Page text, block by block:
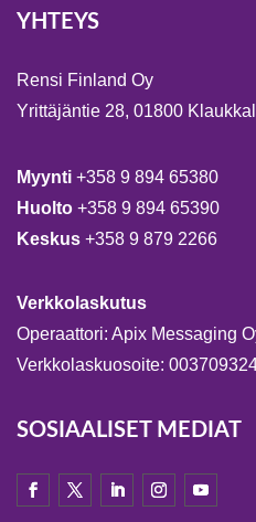
YHTEYS
Rensi Finland Oy
Yrittäjäntie 28, 01800
Myynti +358 9 894 65380
Huolto +358 9 894 65390
Keskus +358 9 879 2266
Verkkolaskutus
Operaattori: Apix Messaging
Verkkolaskuosoite:
SOSIAALISET MEDIAT